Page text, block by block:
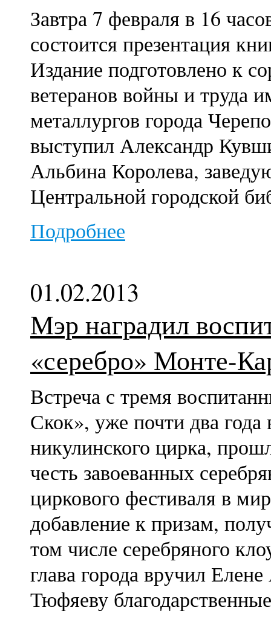
Завтра 7 февраля в 16
состоится презентация
Издание подготовлено к
ветеранов войны и труда
металлургов города
выступил Александр
Альбина Королева,
Центральной городской
Подробнее
01.02.2013
Мэр наградил
«серебро» Монте-
Встреча с тремя
Скок», уже почти два
никулинского цирка,
честь завоеванных
циркового фестиваля в
добавление к призам,
том числе серебряного
глава города вручил
Тюфяеву